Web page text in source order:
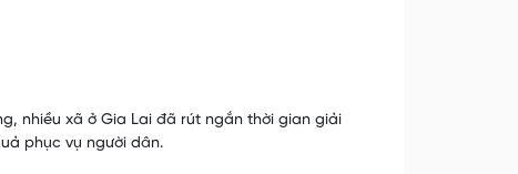
nhiều xã ở Gia Lai đã rút ngắn thời gian giải
phục vụ người dân.